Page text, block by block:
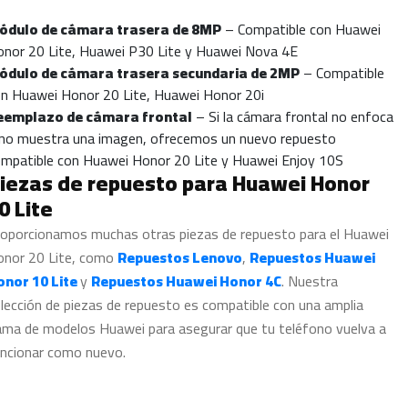
de cámara trasera de 8MP– Compatible con Huawei
20 Lite, Huawei P30 Lite y Huawei Nova 4E
de cámara trasera secundaria de 2MP– Compatible
Huawei Honor 20 Lite, Huawei Honor 20i
de cámara frontal – Si la cámara frontal no enfoca
muestra una imagen, ofrecemos un nuevo repuesto
con Huawei Honor 20 Lite y Huawei Enjoy 10S
de repuesto para Huawei Honor
Lite
muchas otras piezas de repuesto para el Huawei
20 Lite, como Repuestos Lenovo, Repuestos Huawei
10 LiteyRepuestos Huawei Honor 4C. Nuestra
de piezas de repuesto es compatible con una amplia
de modelos Huawei para asegurar que tu teléfono vuelva a
como nuevo.